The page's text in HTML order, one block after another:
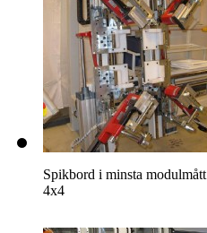
Spikbord i minsta modulmått
4x4